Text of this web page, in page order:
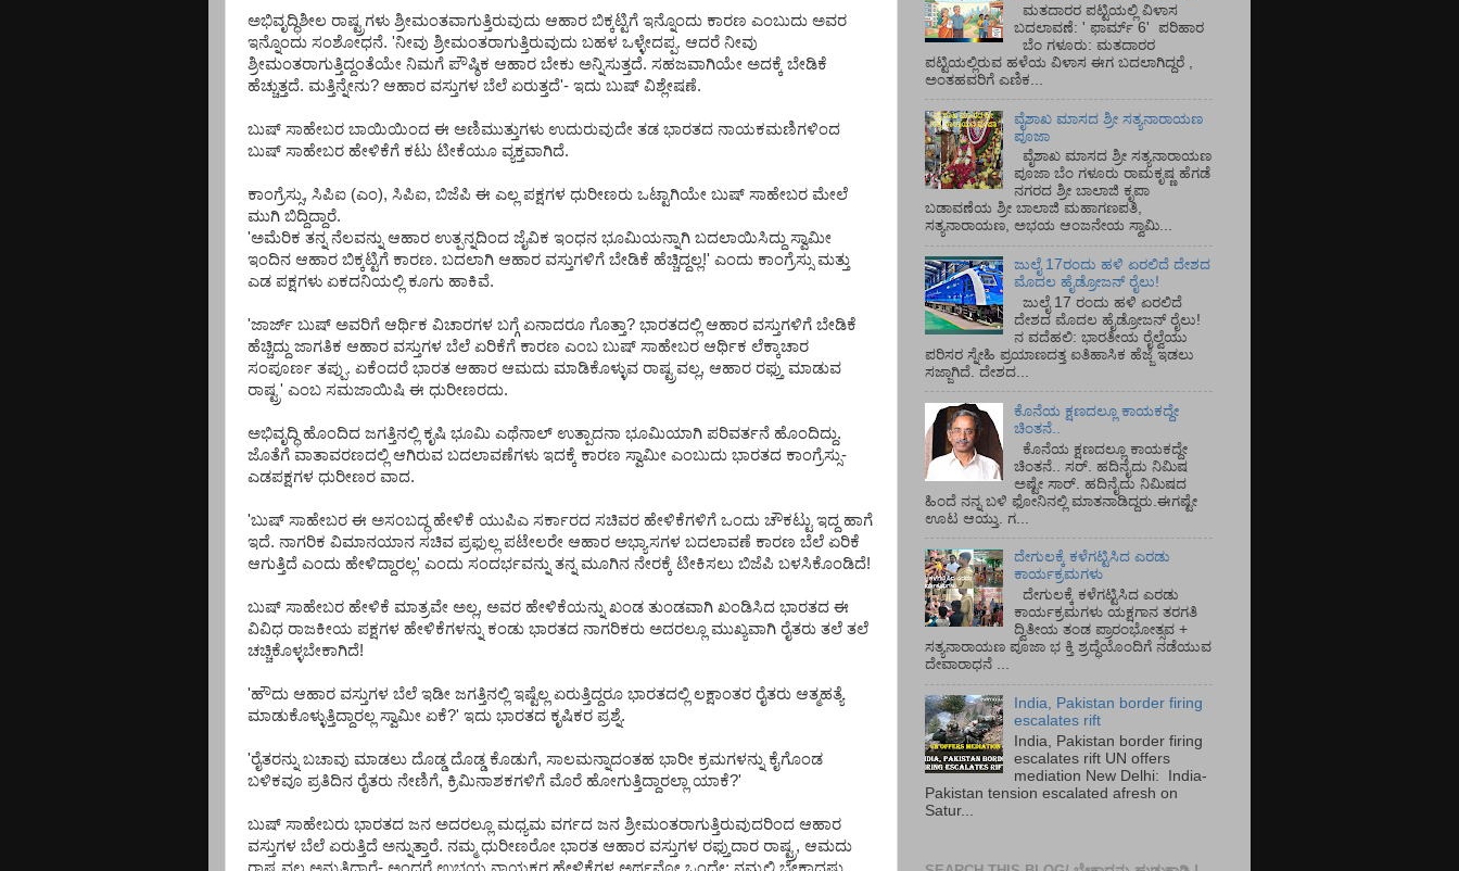
ಅಭಿವೃದ್ಧಿಶೀಲ ರಾಷ್ಟ್ರಗಳು ಶ್ರೀಮಂತವಾಗುತ್ತಿರುವುದು ಆಹಾರ ಬಿಕ್ಕಟ್ಟಿಗೆ ಇನ್ನೊಂದು ಕಾರಣ ಎಂಬುದು ಅವರ
ಇನ್ನೊಂದು ಸಂಶೋಧನೆ. 'ನೀವು ಶ್ರೀಮಂತರಾಗುತ್ತಿರುವುದು ಬಹಳ ಒಳ್ಳೇದಪ್ಪ. ಆದರೆ ನೀವು
ಶ್ರೀಮಂತರಾಗುತ್ತಿದ್ದಂತೆಯೇ ನಿಮಗೆ ಪೌಷ್ಠಿಕ ಆಹಾರ ಬೇಕು ಅನ್ನಿಸುತ್ತದೆ. ಸಹಜವಾಗಿಯೇ ಅದಕ್ಕೆ ಬೇಡಿಕೆ
ಹೆಚ್ಚುತ್ತದೆ. ಮತ್ತಿನ್ನೇನು? ಆಹಾರ ವಸ್ತುಗಳ ಬೆಲೆ ಏರುತ್ತದೆ'- ಇದು ಬುಷ್ ವಿಶ್ಲೇಷಣೆ.
ಬುಷ್ ಸಾಹೇಬರ ಬಾಯಿಯಿಂದ ಈ ಅಣಿಮುತ್ತುಗಳು ಉದುರುವುದೇ ತಡ ಭಾರತದ ನಾಯಕಮಣಿಗಳಿಂದ
ಬುಷ್ ಸಾಹೇಬರ ಹೇಳಿಕೆಗೆ ಕಟು ಟೀಕೆಯೂ ವ್ಯಕ್ತವಾಗಿದೆ.
ಕಾಂಗ್ರೆಸ್ಸು, ಸಿಪಿಐ (ಎಂ), ಸಿಪಿಐ, ಬಿಜೆಪಿ ಈ ಎಲ್ಲ ಪಕ್ಷಗಳ ಧುರೀಣರು ಒಟ್ಟಾಗಿಯೇ ಬುಷ್ ಸಾಹೇಬರ ಮೇಲೆ
ಮುಗಿ ಬಿದ್ದಿದ್ದಾರೆ.
'ಅಮೆರಿಕ ತನ್ನ ನೆಲವನ್ನು ಆಹಾರ ಉತ್ಪನ್ನದಿಂದ ಜೈವಿಕ ಇಂಧನ ಭೂಮಿಯನ್ನಾಗಿ ಬದಲಾಯಿಸಿದ್ದು ಸ್ವಾಮೀ
ಇಂದಿನ ಆಹಾರ ಬಿಕ್ಕಟ್ಟಿಗೆ ಕಾರಣ. ಬದಲಾಗಿ ಆಹಾರ ವಸ್ತುಗಳಿಗೆ ಬೇಡಿಕೆ ಹೆಚ್ಚಿದ್ದಲ್ಲ!' ಎಂದು ಕಾಂಗ್ರೆಸ್ಸು ಮತ್ತು
ಎಡ ಪಕ್ಷಗಳು ಏಕದನಿಯಲ್ಲಿ ಕೂಗು ಹಾಕಿವೆ.
'ಜಾರ್ಜ್ ಬುಷ್ ಅವರಿಗೆ ಆರ್ಥಿಕ ವಿಚಾರಗಳ ಬಗ್ಗೆ ಏನಾದರೂ ಗೊತ್ತಾ? ಭಾರತದಲ್ಲಿ ಆಹಾರ ವಸ್ತುಗಳಿಗೆ ಬೇಡಿಕೆ
ಹೆಚ್ಚಿದ್ದು ಜಾಗತಿಕ ಆಹಾರ ವಸ್ತುಗಳ ಬೆಲೆ ಏರಿಕೆಗೆ ಕಾರಣ ಎಂಬ ಬುಷ್ ಸಾಹೇಬರ ಆರ್ಥಿಕ ಲೆಕ್ಕಾಚಾರ
ಸಂಪೂರ್ಣ ತಪ್ಪು. ಏಕೆಂದರೆ ಭಾರತ ಆಹಾರ ಆಮದು ಮಾಡಿಕೊಳ್ಳುವ ರಾಷ್ಟ್ರವಲ್ಲ, ಆಹಾರ ರಫ್ತು ಮಾಡುವ
ರಾಷ್ಟ್ರ' ಎಂಬ ಸಮಜಾಯಿಷಿ ಈ ಧುರೀಣರದು.
ಅಭಿವೃದ್ಧಿ ಹೊಂದಿದ ಜಗತ್ತಿನಲ್ಲಿ ಕೃಷಿ ಭೂಮಿ ಎಥೆನಾಲ್ ಉತ್ಪಾದನಾ ಭೂಮಿಯಾಗಿ ಪರಿವರ್ತನೆ ಹೊಂದಿದ್ದು.
ಜೊತೆಗೆ ವಾತಾವರಣದಲ್ಲಿ ಆಗಿರುವ ಬದಲಾವಣೆಗಳು ಇದಕ್ಕೆ ಕಾರಣ ಸ್ವಾಮೀ ಎಂಬುದು ಭಾರತದ ಕಾಂಗ್ರೆಸ್ಸು-
ಎಡಪಕ್ಷಗಳ ಧುರೀಣರ ವಾದ.
'ಬುಷ್ ಸಾಹೇಬರ ಈ ಅಸಂಬದ್ಧ ಹೇಳಿಕೆ ಯುಪಿಎ ಸರ್ಕಾರದ ಸಚಿವರ ಹೇಳಿಕೆಗಳಿಗೆ ಒಂದು ಚೌಕಟ್ಟು ಇದ್ದ ಹಾಗೆ
ಇದೆ. ನಾಗರಿಕ ವಿಮಾನಯಾನ ಸಚಿವ ಪ್ರಫುಲ್ಲ ಪಟೇಲರೇ ಆಹಾರ ಅಭ್ಯಾಸಗಳ ಬದಲಾವಣೆ ಕಾರಣ ಬೆಲೆ ಏರಿಕೆ
ಆಗುತ್ತಿದೆ ಎಂದು ಹೇಳಿದ್ದಾರಲ್ಲ' ಎಂದು ಸಂದರ್ಭವನ್ನು ತನ್ನ ಮೂಗಿನ ನೇರಕ್ಕೆ ಟೀಕಿಸಲು ಬಿಜೆಪಿ ಬಳಸಿಕೊಂಡಿದೆ!
ಬುಷ್ ಸಾಹೇಬರ ಹೇಳಿಕೆ ಮಾತ್ರವೇ ಅಲ್ಲ, ಅವರ ಹೇಳಿಕೆಯನ್ನು ಖಂಡ ತುಂಡವಾಗಿ ಖಂಡಿಸಿದ ಭಾರತದ ಈ
ವಿವಿಧ ರಾಜಕೀಯ ಪಕ್ಷಗಳ ಹೇಳಿಕೆಗಳನ್ನು ಕಂಡು ಭಾರತದ ನಾಗರಿಕರು ಅದರಲ್ಲೂ ಮುಖ್ಯವಾಗಿ ರೈತರು ತಲೆ ತಲೆ
ಚಚ್ಚಿಕೊಳ್ಳಬೇಕಾಗಿದೆ!
'ಹೌದು ಆಹಾರ ವಸ್ತುಗಳ ಬೆಲೆ ಇಡೀ ಜಗತ್ತಿನಲ್ಲಿ ಇಷ್ಟೆಲ್ಲ ಏರುತ್ತಿದ್ದರೂ ಭಾರತದಲ್ಲಿ ಲಕ್ಷಾಂತರ ರೈತರು ಆತ್ಮಹತ್ಯೆ
ಮಾಡುಕೊಳ್ಳುತ್ತಿದ್ದಾರಲ್ಲ ಸ್ವಾಮೀ ಏಕೆ?' ಇದು ಭಾರತದ ಕೃಷಿಕರ ಪ್ರಶ್ನೆ.
'ರೈತರನ್ನು ಬಚಾವು ಮಾಡಲು ದೊಡ್ಡ ದೊಡ್ಡ ಕೊಡುಗೆ, ಸಾಲಮನ್ನಾದಂತಹ ಭಾರೀ ಕ್ರಮಗಳನ್ನು ಕೈಗೊಂಡ
ಬಳಿಕವೂ ಪ್ರತಿದಿನ ರೈತರು ನೇಣಿಗೆ, ಕ್ರಿಮಿನಾಶಕಗಳಿಗೆ ಮೊರೆ ಹೋಗುತ್ತಿದ್ದಾರಲ್ಲಾ ಯಾಕೆ?'
ಬುಷ್ ಸಾಹೇಬರು ಭಾರತದ ಜನ ಅದರಲ್ಲೂ ಮಧ್ಯಮ ವರ್ಗದ ಜನ ಶ್ರೀಮಂತರಾಗುತ್ತಿರುವುದರಿಂದ ಆಹಾರ
ವಸ್ತುಗಳ ಬೆಲೆ ಏರುತ್ತಿದೆ ಅನ್ನುತ್ತಾರೆ. ನಮ್ಮ ಧುರೀಣರೋ ಭಾರತ ಆಹಾರ ವಸ್ತುಗಳ ರಫ್ತುದಾರ ರಾಷ್ಟ್ರ, ಆಮದು
ಮತದಾರರ ಪಟ್ಟಿಯಲ್ಲಿ ವಿಳಾಸ
ಬದಲಾವಣೆ: ' ಫಾರ್ಮ್ 6' ಪರಿಹಾರ
ಬೆಂ ಗಳೂರು: ಮತದಾರರ
ಪಟ್ಟಿಯಲ್ಲಿರುವ ಹಳೆಯ ವಿಳಾಸ ಈಗ ಬದಲಾಗಿದ್ದರೆ ,
ಅಂತಹವರಿಗೆ ಎಣಿಕ...
ವೈಶಾಖ ಮಾಸದ ಶ್ರೀ ಸತ್ಯನಾರಾಯಣ
ಪೂಜಾ
ವೈಶಾಖ ಮಾಸದ ಶ್ರೀ ಸತ್ಯನಾರಾಯಣ
ಪೂಜಾ ಬೆಂ ಗಳೂರು ರಾಮಕೃಷ್ಣ ಹೆಗಡೆ
ನಗರದ ಶ್ರೀ ಬಾಲಾಜಿ ಕೃಪಾ
ಬಡಾವಣೆಯ ಶ್ರೀ ಬಾಲಾಜಿ ಮಹಾಗಣಪತಿ,
ಸತ್ಯನಾರಾಯಣ, ಅಭಯ ಆಂಜನೇಯ ಸ್ವಾಮಿ...
ಜುಲೈ 17ರಂದು ಹಳಿ ಏರಲಿದೆ ದೇಶದ
ಮೊದಲ ಹೈಡ್ರೋಜನ್ ರೈಲು!
ಜುಲೈ 17 ರಂದು ಹಳಿ ಏರಲಿದೆ
ದೇಶದ ಮೊದಲ ಹೈಡ್ರೋಜನ್ ರೈಲು!
ನ ವದೆಹಲಿ: ಭಾರತೀಯ ರೈಲ್ವೆಯು
ಪರಿಸರ ಸ್ನೇಹಿ ಪ್ರಯಾಣದತ್ತ ಐತಿಹಾಸಿಕ ಹೆಜ್ಜೆ ಇಡಲು
ಸಜ್ಜಾಗಿದೆ. ದೇಶದ...
ಕೊನೆಯ ಕ್ಷಣದಲ್ಲೂ ಕಾಯಕದ್ದೇ
ಚಿಂತನೆ..
ಕೊನೆಯ ಕ್ಷಣದಲ್ಲೂ ಕಾಯಕದ್ದೇ
ಚಿಂತನೆ.. ಸರ್.‌ ಹದಿನೈದು ನಿಮಿಷ
ಅಷ್ಟೇ ಸಾರ್.‌ ಹದಿನೈದು ನಿಮಿಷದ
ಹಿಂದೆ ನನ್ನ ಬಳಿ ಫೋನಿನಲ್ಲಿ ಮಾತನಾಡಿದ್ದರು.ಈಗಷ್ಟೇ
ಊಟ ಆಯ್ತು. ಗ...
ದೇಗುಲಕ್ಕೆ ಕಳೆಗಟ್ಟಿಸಿದ ಎರಡು
ಕಾರ್ಯಕ್ರಮಗಳು
ದೇಗುಲಕ್ಕೆ ಕಳೆಗಟ್ಟಿಸಿದ ಎರಡು
ಕಾರ್ಯಕ್ರಮಗಳು ಯಕ್ಷಗಾನ ತರಗತಿ
ದ್ವಿತೀಯ ತಂಡ ಪ್ರಾರಂಭೋತ್ಸವ +
ಸತ್ಯನಾರಾಯಣ ಪೂಜಾ ಭ ಕ್ತಿ ಶ್ರದ್ಧೆಯೊಂದಿಗೆ ನಡೆಯುವ
ದೇವಾರಾಧನೆ ...
India, Pakistan border firing
escalates rift
India, Pakistan border firing
escalates rift UN offers
mediation New Delhi: India-
Pakistan tension escalated afresh on
Satur...